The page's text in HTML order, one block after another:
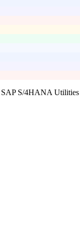
SAP S/4HANA Utilities